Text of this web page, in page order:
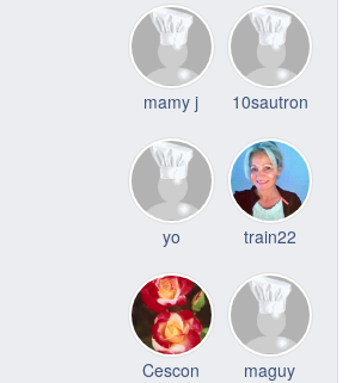
mamy j 10sautron
yo train22
Cescon maguy